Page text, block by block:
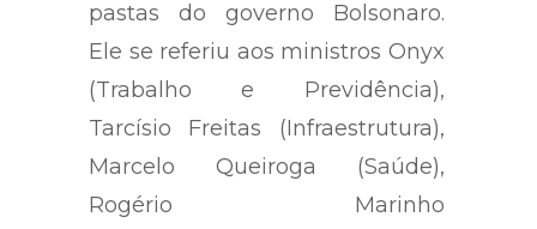
filiar ao menos cinco chefes de
pastas do governo Bolsonaro.
Ele se referiu aos ministros Onyx
(Trabalho e Previdência),
Tarcísio Freitas (Infraestrutura),
Marcelo Queiroga (Saúde),